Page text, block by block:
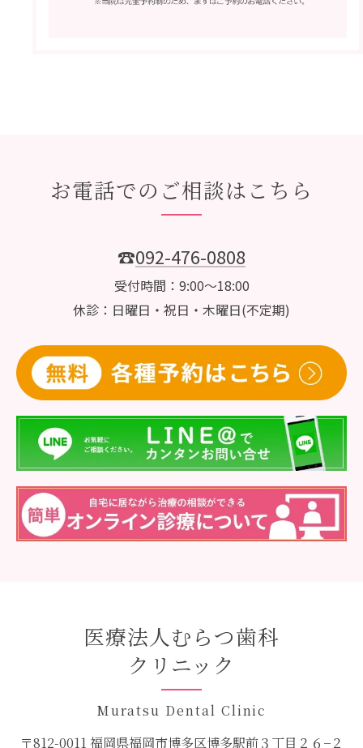
お電話でのご相談はこちら
☎092-476-0808
受付時間：9:00～18:00
休診：日曜日・祝日・木曜日(不定期)
医療法人むらつ歯科
クリニック
Muratsu Dental Clinic
〒812-0011 福岡県福岡市博多区博多駅前３丁目２６−２